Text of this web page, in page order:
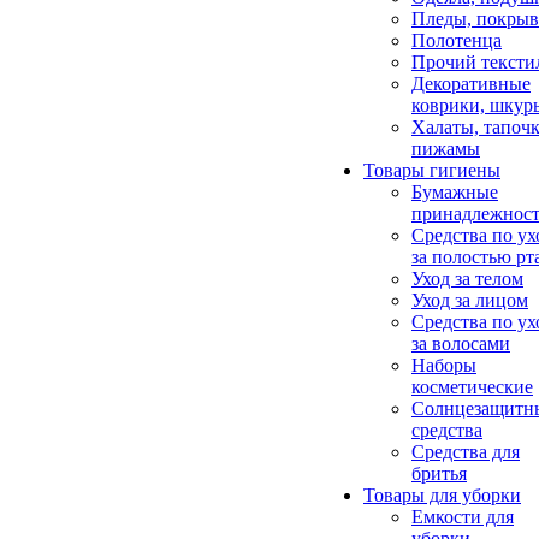
Пледы,
Полотенца
Прочий
Декоративные
коврики,
Халаты,
пижамы
Товары гигиены
Бумажные
Средства по
за полостью
Уход за телом
Уход за лицом
Средства по
за волосами
Наборы
косметические
средства
Средства для
бритья
Товары для уборки
Емкости для